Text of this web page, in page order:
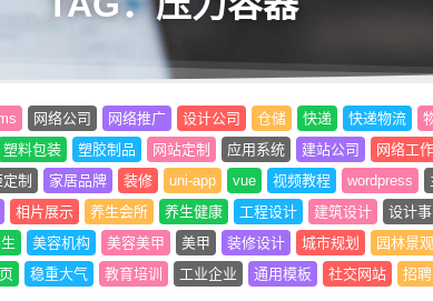
网络公司 网络推广 设计公司 仓储 快递 快递物流
塑料包装 塑胶制品 网站定制 应用系统 建站公司 网络工
制 家居品牌 装修 uni-app vue 视频教程 wordpress
相片展示 养生会所 养生健康 工程设计 建筑设计 设计
美容机构 美容美甲 美甲 装修设计 城市规划 园林景观
稳重大气 教育培训 工业企业 通用模板 社交网站 招